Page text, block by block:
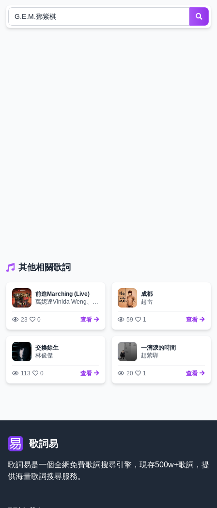
其他相關歌詞
前進Marching (Live)
23 0 查看
成都
趙雷
59 1 查看
交換餘生
林俊傑
113 0 查看
一滴淚的時間
趙紫驊
20 1 查看
歌詞易
歌詞易是一個全網免費歌詞搜尋引擎，現存500w+歌詞，提
供海量歌詞搜尋服務。